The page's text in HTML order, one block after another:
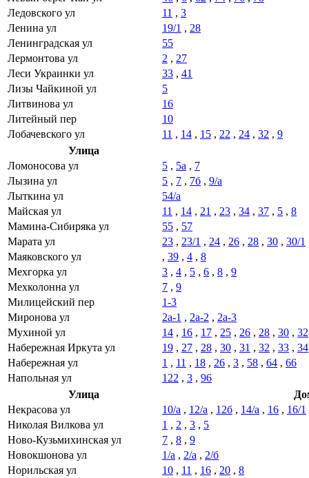
Ледовского ул
11 , 3
Ленина ул
19/1 , 28
Ленинградская ул
55
Лермонтова ул
2 , 27
Леси Украинки ул
33 , 41
Лизы Чайкиной ул
5
Литвинова ул
16
Литейный пер
10
Лобачевского ул
11 , 14 , 15 , 22 , 24 , 32 , 9
Улица
Ломоносова ул
5 , 5а , 7
Лызина ул
5 , 7 , 7б , 9/а
Лыткина ул
54/а
Майская ул
11 , 14 , 21 , 23 , 34 , 37 , 5 , 8
Мамина-Сибиряка ул
55 , 57
Марата ул
23 , 23/1 , 24 , 26 , 28 , 30 , 30/1
Маяковского ул
, 39 , 4 , 8
Мехгорка ул
3 , 4 , 5 , 6 , 8 , 9
Мехколонна ул
7 , 9
Милицейский пер
1-3
Миронова ул
2а-1 , 2а-2 , 2а-3
Мухиной ул
14 , 16 , 17 , 25 , 26 , 28 , 30 , 32
Набережная Иркута ул
19 , 27 , 28 , 30 , 31 , 32 , 33 , 34
Набережная ул
1 , 11 , 18 , 26 , 3 , 58 , 64 , 66
Напольная ул
122 , 3 , 96
Улица
Некрасова ул
10/а , 12/а , 12б , 14/а , 16 , 16/1
Николая Вилкова ул
1 , 2 , 3 , 5
Ново-Кузьмихинская ул
7 , 8 , 9
Новокшонова ул
1/а , 2/а , 2/б
Норильская ул
10 , 11 , 16 , 20 , 8